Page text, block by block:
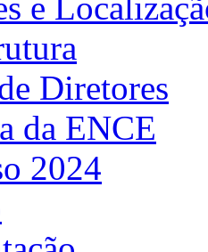
Diretores
da ENCE
2024